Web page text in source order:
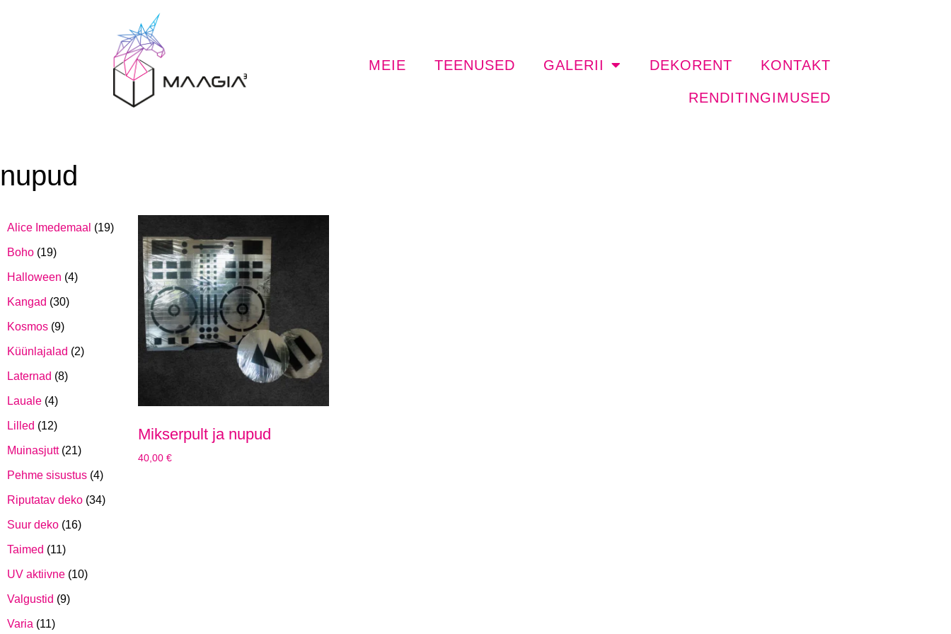
MEIE TEENUSED GALERII DEKORENT KONTAKT
RENDITINGIMUSED
nupud
Alice Imedemaal (19)
Boho (19)
Halloween (4)
Kangad (30)
Kosmos (9)
Küünlajalad (2)
Laternad (8)
Lauale (4)
Lilled (12)
Muinasjutt (21)
Pehme sisustus (4)
Riputatav deko (34)
Suur deko (16)
Taimed (11)
UV aktiivne (10)
Valgustid (9)
Varia (11)
Mikserpult ja nupud
40,00 €